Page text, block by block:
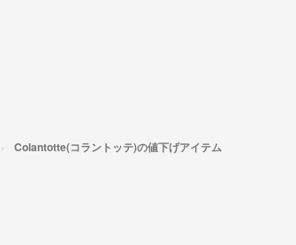
Colantotte(コラントッテ)の値下げアイテム